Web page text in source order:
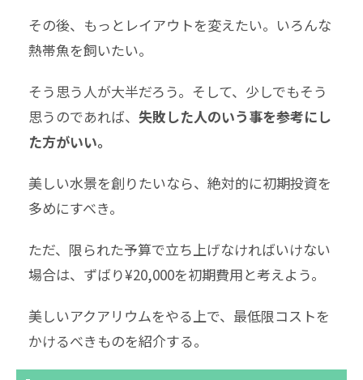
その後、もっとレイアウトを変えたい。いろんな
熱帯魚を飼いたい。
そう思う人が大半だろう。そして、少しでもそう
思うのであれば、 失敗した人のいう事を参考にし
た方がいい。
美しい水景を創りたいなら、絶対的に初期投資を
多めにすべき。
ただ、限られた予算で立ち上げなければいけない
場合は、ずばり¥20,000を初期費用と考えよう。
美しいアクアリウムをやる上で、最低限コストを
かけるべきものを紹介する。